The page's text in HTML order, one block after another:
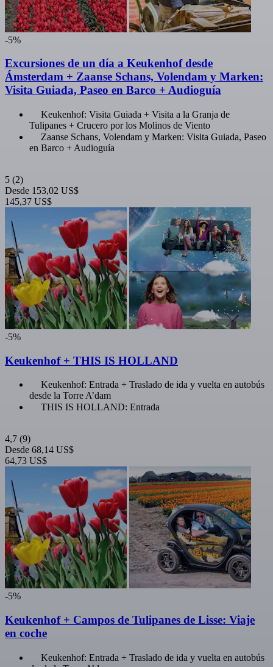
-5%
Excursiones de un día a Keukenhof desde
Ámsterdam + Zaanse Schans, Volendam y Marken:
Visita Guiada, Paseo en Barco + Audioguía
Keukenhof: Visita Guiada + Visita a la Granja de
Tulipanes + Crucero por los Molinos de Viento
Zaanse Schans, Volendam y Marken: Visita Guiada, Paseo
en Barco + Audioguía
5 (2)
Desde 153,02 US$
145,37 US$
-5%
Keukenhof + THIS IS HOLLAND
Keukenhof: Entrada + Traslado de ida y vuelta en autobús
desde la Torre A’dam
THIS IS HOLLAND: Entrada
4,7 (9)
Desde 68,14 US$
64,73 US$
-5%
Keukenhof + Campos de Tulipanes de Lisse: Viaje
en coche
Keukenhof: Entrada + Traslado de ida y vuelta en autobús